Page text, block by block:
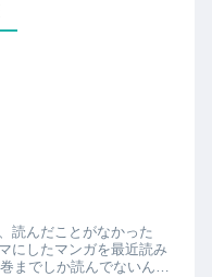
読んだことがなかった
にしたマンガを最近読み